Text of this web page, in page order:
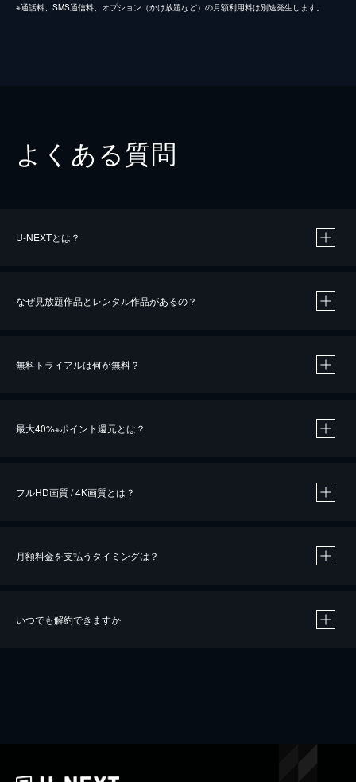
※通話料、SMS通信料、オプション（かけ放題など）の月額利用料は別途発生します。
よくある質問
U-NEXTとは？
なぜ見放題作品とレンタル作品があるの？
無料トライアルは何が無料？
最大40%※ポイント還元とは？
※40％ポイント還元の対象は、クレジットカード決済による作品の購入 / レンタルです。
iOSアプリのUコイン決済による作品の購入 / レンタルは、20％のポイント還元です。
フルHD画質 / 4K画質とは？
月額料金を支払うタイミングは？
いつでも解約できますか